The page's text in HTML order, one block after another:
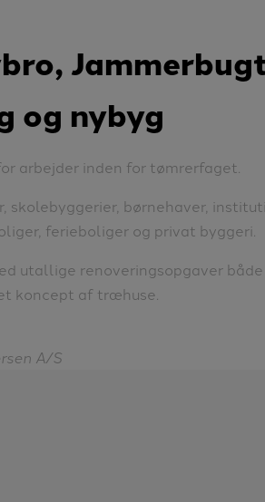
og nybyg
arbejder inden for tømrerfaget.
skolebyggerier, børnehaver,
ferieboliger og privat byggeri.
utallige renoveringsopgaver
koncept af træhuse.
A/S